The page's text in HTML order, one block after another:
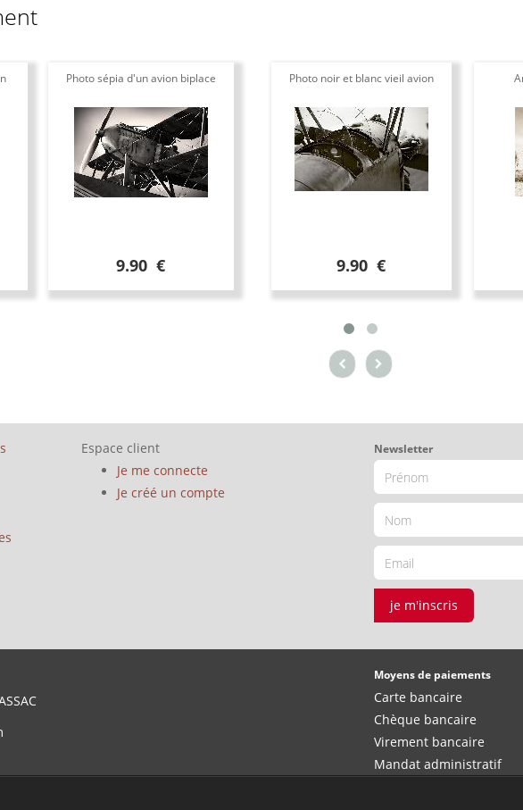
Photo sépia d'un avion biplace
9.90 €
Photo noir et blanc vieil avion
9.90 €
Espace client
Je me connecte
Je créé un compte
Newsletter
je m'inscris
Moyens de paiements
Carte bancaire
Chèque bancaire
Virement bancaire
Mandat administratif